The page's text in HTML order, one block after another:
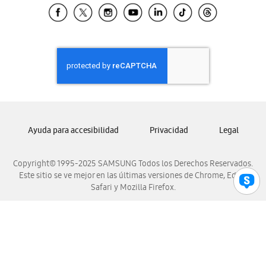
Samsung El Salvador
Samsung Honduras
Samsung Nicaragua
Samsung Panamá
Samsung Venezuela
Copyright© 1995-2025 SAMSUNG Todos los Derechos Reservados.
Este sitio se ve mejor en las últimas versiones de Chrome, Edge,
Safari y Mozilla Firefox.
Ayuda para accesibilidad Privacidad Legal